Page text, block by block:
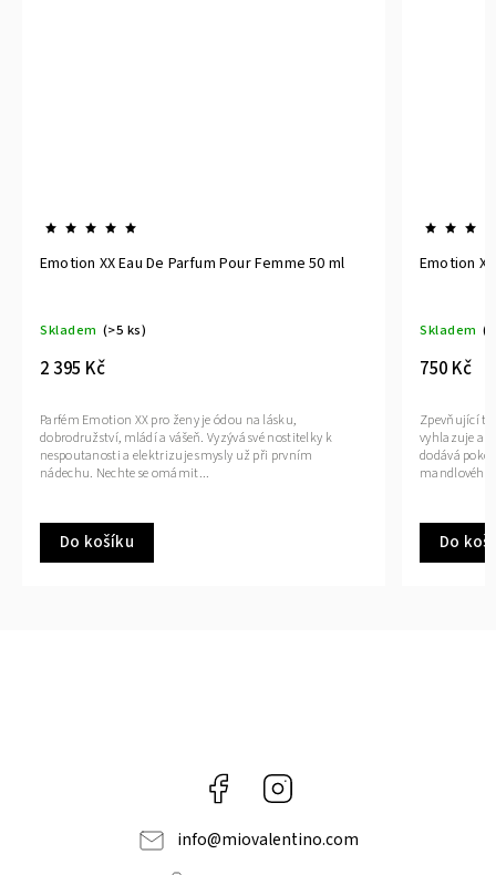
Emotion XX Eau De Parfum Pour Femme 50 ml
Skladem (>5 ks)
2 395 Kč
Do košíku
Parfém Emotion XX pro ženy je ódou na lásku,
dobrodružství, mládí a vášeň. Vyzývá své nostitelky k
nespoutanosti a elektrizuje smysly už při prvním
nádechu. Nechte se omámit...
Emotion
Skladem
750 Kč
Do
Zpevňující
vyhlazuje a
dodává
mandlového
Facebook
info@miovalentino.com